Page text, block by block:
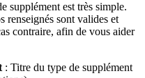
supplément est très simple.
renseignés sont valides et
contraire, afin de vous aider
: Titre du type de supplément